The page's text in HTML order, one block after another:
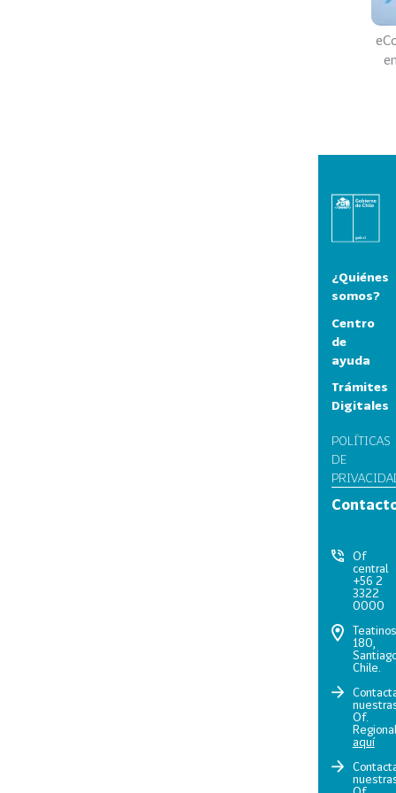
¿Quiénes
somos?
Centro
de
ayuda
Trámites
Digitales
POLÍTICAS
DE
Of
central
+56 2
3322
0000
Teatinos
180,
Chile.
Of.
aquí